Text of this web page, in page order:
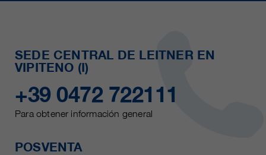
SEDE CENTRAL DE LEITNER EN
VIPITENO (I)
+39 0472 722111
Para obtener información general
POSVENTA